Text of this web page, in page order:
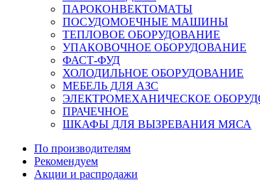
ПАРОКОНВЕКТОМАТЫ
ПОСУДОМОЕЧНЫЕ МАШИНЫ
ТЕПЛОВОЕ ОБОРУДОВАНИЕ
УПАКОВОЧНОЕ ОБОРУДОВАНИЕ
ФАСТ-ФУД
ХОЛОДИЛЬНОЕ ОБОРУДОВАНИЕ
МЕБЕЛЬ ДЛЯ АЗС
ЭЛЕКТРОМЕХАНИЧЕСКОЕ
ПРАЧЕЧНОЕ
ШКАФЫ ДЛЯ ВЫЗРЕВАНИЯ МЯСА
По производителям
Рекомендуем
Акции и распродажи